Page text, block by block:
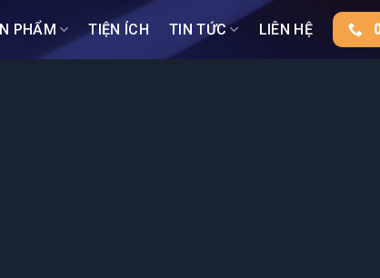
PHẨM TIỆN ÍCH TIN TỨC LIÊN HỆ